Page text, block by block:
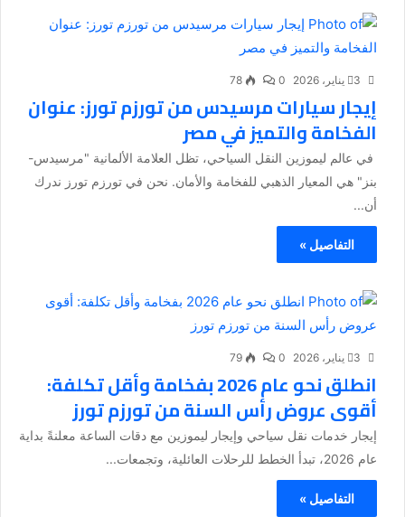
3 يناير، 2026 0
78
إيجار سيارات مرسيدس من تورزم تورز: عنوان
الفخامة والتميز في مصر
في عالم ليموزين النقل السياحي، تظل العلامة الألمانية "مرسيدس-
بنز" هي المعيار الذهبي للفخامة والأمان. نحن في تورزم تورز ندرك
أن...
التفاصيل »
3 يناير، 2026 0
79
انطلق نحو عام 2026 بفخامة وأقل تكلفة:
أقوى عروض رأس السنة من تورزم تورز
إيجار خدمات نقل سياحي وإيجار ليموزين مع دقات الساعة معلنةً بداية
عام 2026، تبدأ الخطط للرحلات العائلية، وتجمعات...
التفاصيل »